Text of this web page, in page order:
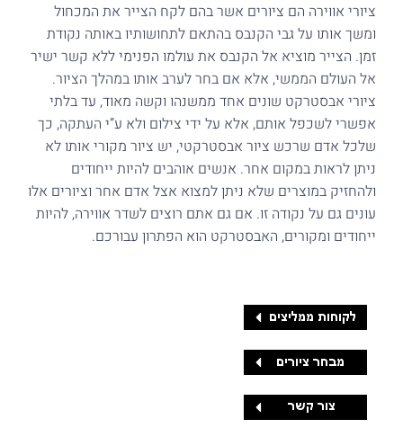
ציורי אווירה הם ציורים אשר בהם לקח הצייר את המכחול
ומשך אותו על גבי הקנבס בהתאם לתחושותיו באותה נקודת
זמן. הצייר מוציא אל הקנבס את עולמו הפנימי ללא קשר ישיר
אל העולם הממשי, אלא אם בחר לערב אותו במהלך הציור.
ציורי אבסטרקט שונים אחד ממשנהו וקשה מאוד, עד בלתי
אפשרי לשכפל אותם, אלא על ידי צילום ולא ע”י העתקה, כך
שלכל אדם שרכש ציור אבסטרקטי, יש ציור מקורי אותו לא
ניתן לראות במקום אחר. אנשים אוהבים להיות ייחודים
ולהחזיק במוצרים שלא ניתן למצוא אצל אדם אחר וציורים אלו
עונים גם על נקודה זו. אם גם אתם רוצים לשדר אווירה, להיות
ייחודים ומקורים, האבסטרקט הוא הפתרון עבורכם.